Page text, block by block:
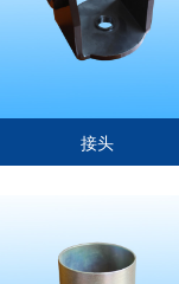
接头